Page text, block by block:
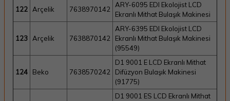
122 Arçelik 7638970142
ARY-6095 EDI Ekolojist LCD
Ekranlı Mithat Bulaşık Makinesi
123 Arçelik 7638870142
ARY-6395 EDI Ekolojist LCD
Ekranlı Mithat Bulaşık Makinesi
(95549)
124 Beko 7638570242
D1 9001 E LCD Ekranlı Mithat
Difüzyon Bulaşık Makinesi
(91775)
D1 9001 ES LCD Ekranlı Mithat